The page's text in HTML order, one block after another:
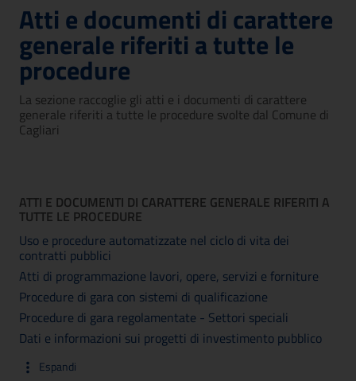
Atti e documenti di carattere
generale riferiti a tutte le
procedure
La sezione raccoglie gli atti e i documenti di carattere
generale riferiti a tutte le procedure svolte dal Comune di
Cagliari
ATTI E DOCUMENTI DI CARATTERE GENERALE RIFERITI A
TUTTE LE PROCEDURE
Uso e procedure automatizzate nel ciclo di vita dei
contratti pubblici
Atti di programmazione lavori, opere, servizi e forniture
Procedure di gara con sistemi di qualificazione
Procedure di gara regolamentate - Settori speciali
Dati e informazioni sui progetti di investimento pubblico
Espandi